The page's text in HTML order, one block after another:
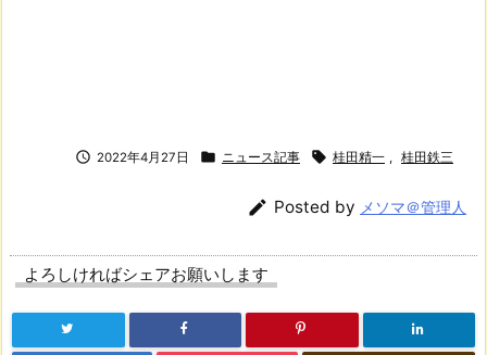
 2022年4月27日  ニュース記事  桂田精一 , 桂田鉄三
 Posted by メソマ＠管理人
よろしければシェアお願いします